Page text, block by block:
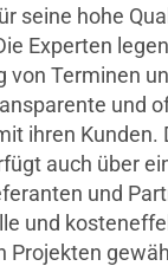
seine hohe
Experten
von Terminen
und
ihren Kunden.
auch über
und
und
Projekten